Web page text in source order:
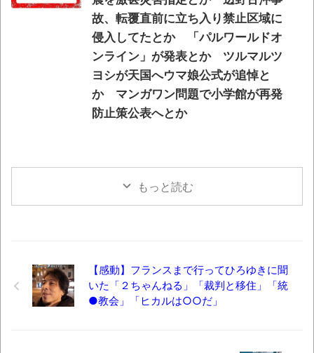
故、転覆直前に立ち入り禁止区域に
侵入してたとか 「パルワールドオ
ンライン」が発表とか ツルマルツ
ヨシが天国へウマ娘公式が追悼と
か マンガワン問題で小学館が再発
防止策公表へとか
もっと読む
【感動】フランスまで行ってひろゆきに聞
いた「２ちゃんねる」「裁判と移住」「統
●教会」「ヒカルは○○だ」